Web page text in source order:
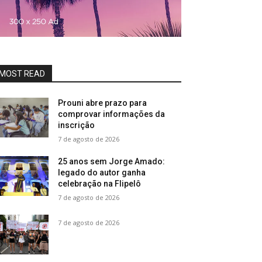
READ
Prouni abre prazo para
comprovar informações da
inscrição
7 de agosto de 2026
25 anos sem Jorge Amado:
legado do autor ganha
celebração na Flipelô
7 de agosto de 2026
7 de agosto de 2026